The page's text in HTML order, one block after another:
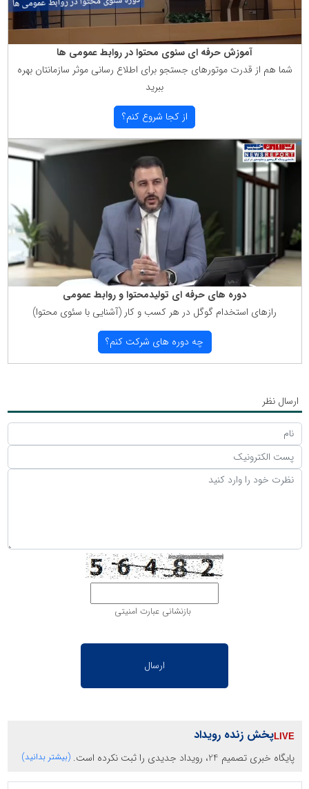
آموزش حرفه ای سئوی محتوا در روابط عمومی ها
شما هم از قدرت موتورهای جستجو برای اطلاع رسانی موثر سازمانتان بهره
ببرید
از كجا شروع كنم؟
دوره های حرفه ای تولیدمحتوا و روابط عمومی
رازهای استخدام گوگل در هر كسب و كار (آشنایی با سئوی محتوا)
چه دوره های شركت كنم؟
ارسال نظر
بازنشانی عبارت امنیتی
پخش زنده رویداد
پایگاه خبری تصمیم 24، رویداد جدیدی را ثبت نکرده است. (بیشتر بدانید)